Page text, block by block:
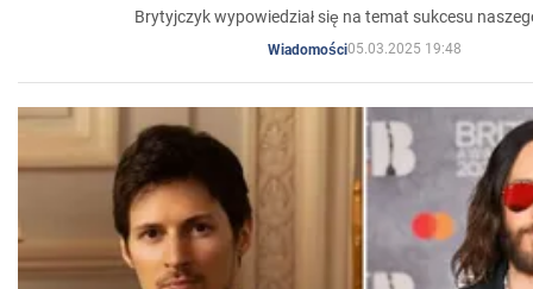
Brytyjczyk wypowiedział się na temat sukcesu
Wiadomości05.03.2025 19:48